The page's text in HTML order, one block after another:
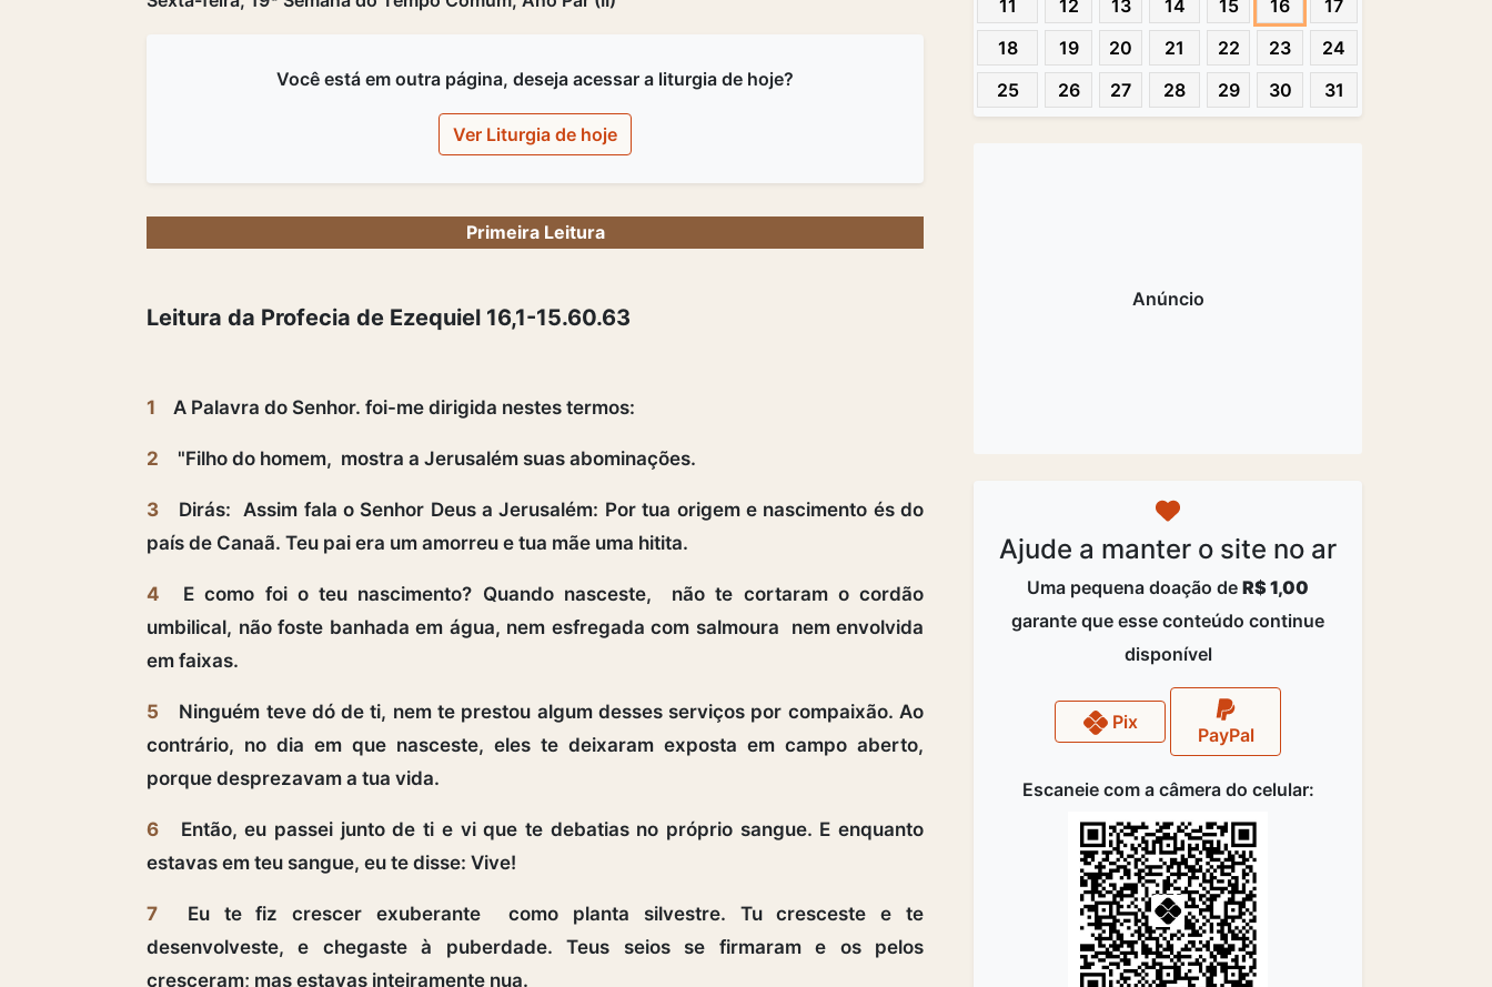
Você está em outra página, deseja acessar a liturgia de hoje?
Ver Liturgia de hoje
Primeira Leitura
Leitura da Profecia de Ezequiel 16,1-15.60.63
1 A Palavra do Senhor. foi-me dirigida nestes termos:
2 "Filho do homem, mostra a Jerusalém suas abominações.
3
Dirás: Assim fala o Senhor Deus a Jerusalém: Por tua origem e nascimento és do
país de Canaã. Teu pai era um amorreu e tua mãe uma hitita.
4
E como foi o teu nascimento? Quando nasceste, não te cortaram o cordão
umbilical, não foste banhada em água, nem esfregada com salmoura nem envolvida
em faixas.
5
Ninguém teve dó de ti, nem te prestou algum desses serviços por compaixão. Ao
contrário, no dia em que nasceste, eles te deixaram exposta em campo aberto,
porque desprezavam a tua vida.
6
Então, eu passei junto de ti e vi que te debatias no próprio sangue. E enquanto
estavas em teu sangue, eu te disse: Vive!
7
Eu te fiz crescer exuberante como planta silvestre. Tu cresceste e te
desenvolveste, e chegaste à puberdade. Teus seios se firmaram e os pelos
cresceram; mas estavas inteiramente nua.
11
12 13 14 15 16
17
18
19 20 21 22 23
24
25
26 27 28 29 30 31
Ajude a manter o site no ar
Uma pequena doação de R$ 1,00
garante que esse conteúdo continue
disponível
Pix
PayPal
Escaneie com a câmera do celular: